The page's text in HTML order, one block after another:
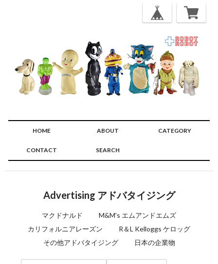
HOME ABOUT CATEGORY
CONTACT SEARCH
Advertising アドバタイジング
マクドナルド
M&M's エムアンドエムズ
カリフォルニアレーズン
R＆L Kelloggs ケロッグ
その他アドバタイジング
日本の企業物